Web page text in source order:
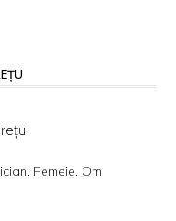
Femeie. Om